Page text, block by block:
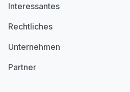
Interessantes
Rechtliches
Unternehmen
Partner